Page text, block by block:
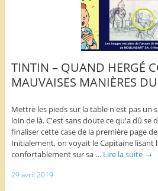
TINTIN – QUAND HERGÉ
MAUVAISES MANIÈRES
Mettre les pieds sur la table n'est pas un
loin de là. C'est sans doute ce qu'a dû se
finaliser cette case de la première page
Initialement, on voyait le Capitaine lisant
confortablement sur sa … Lire la suite →
29 avril 2019